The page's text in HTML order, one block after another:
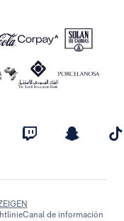
Canal de información